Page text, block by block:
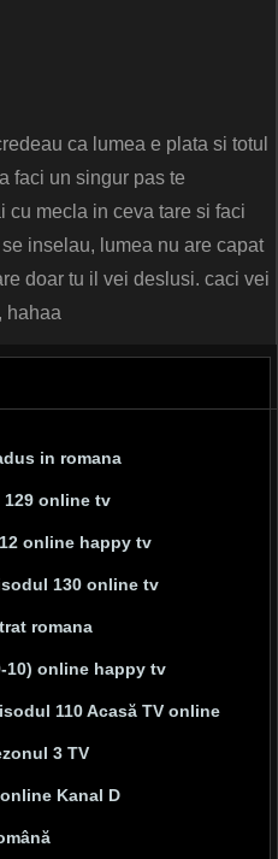
ca lumea e plata si totul
faci un singur pas te
cu mecla in ceva tare si faci
inselau, lumea nu are capat
doar tu il vei deslusi. caci vei
hahaa
in romana
online tv
online happy tv
130 online tv
romana
10) online happy tv
110 Acasă TV online
3 TV
Kanal D